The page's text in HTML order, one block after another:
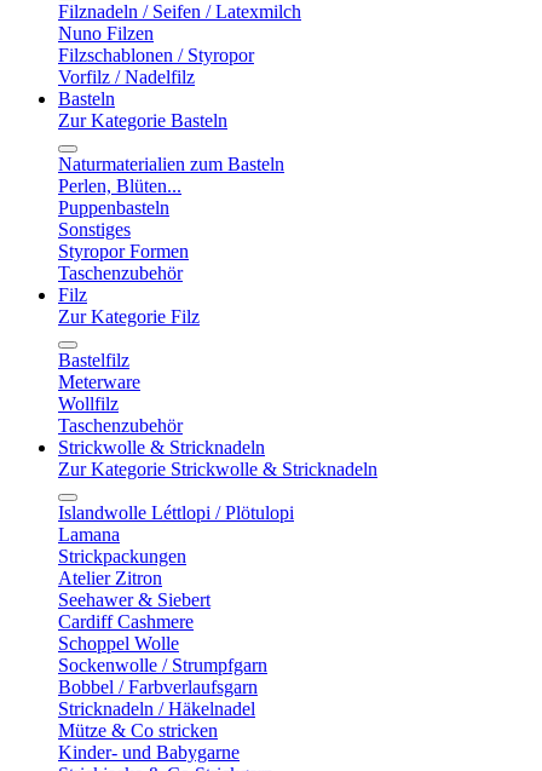
Filznadeln / Seifen / Latexmilch
Nuno Filzen
Filzschablonen / Styropor
Vorfilz / Nadelfilz
Basteln
Zur Kategorie Basteln
Naturmaterialien zum Basteln
Perlen, Blüten...
Puppenbasteln
Sonstiges
Styropor Formen
Taschenzubehör
Filz
Zur Kategorie Filz
Bastelfilz
Meterware
Wollfilz
Taschenzubehör
Strickwolle & Stricknadeln
Zur Kategorie Strickwolle & Stricknadeln
Islandwolle Léttlopi / Plötulopi
Lamana
Strickpackungen
Atelier Zitron
Seehawer & Siebert
Cardiff Cashmere
Schoppel Wolle
Sockenwolle / Strumpfgarn
Bobbel / Farbverlaufsgarn
Stricknadeln / Häkelnadel
Mütze & Co stricken
Kinder- und Babygarne